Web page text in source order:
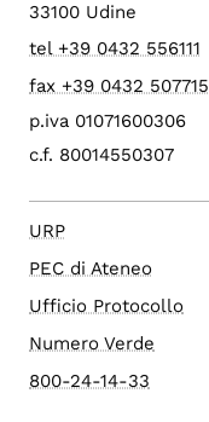
33100 Udine
tel +39 0432 556111
fax +39 0432 507715
p.iva 01071600306
c.f. 80014550307
URP
PEC di Ateneo
Ufficio Protocollo
Numero Verde
800-24-14-33